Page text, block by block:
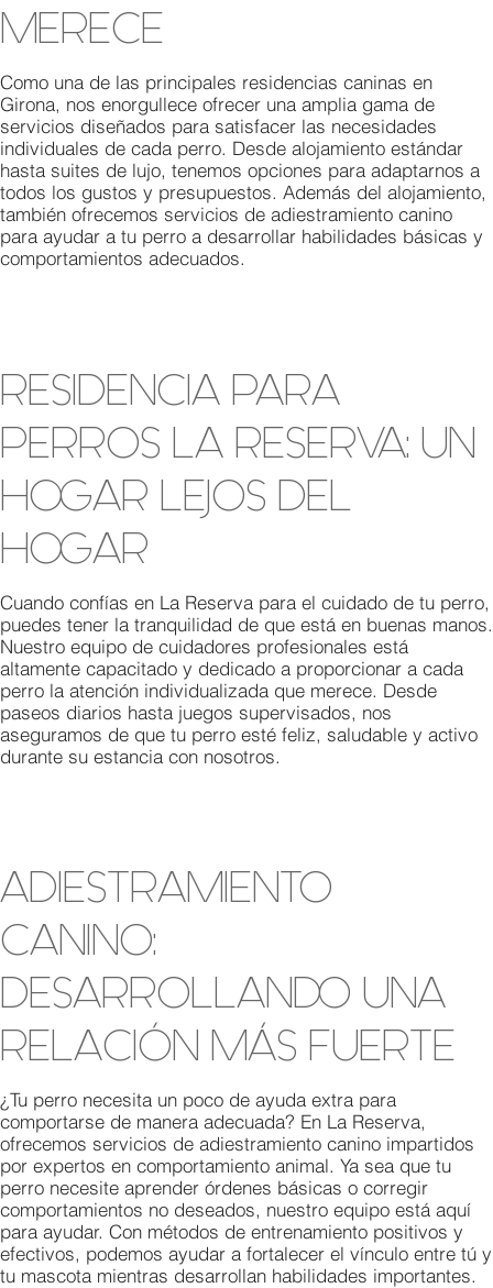
MERECE
Como una de las principales residencias caninas en
Girona, nos enorgullece ofrecer una amplia gama de
servicios diseñados para satisfacer las necesidades
individuales de cada perro. Desde alojamiento estándar
hasta suites de lujo, tenemos opciones para adaptarnos a
todos los gustos y presupuestos. Además del alojamiento,
también ofrecemos servicios de adiestramiento canino
para ayudar a tu perro a desarrollar habilidades básicas y
comportamientos adecuados.
RESIDENCIA PARA
PERROS LA RESERVA: UN
HOGAR LEJOS DEL
HOGAR
Cuando confías en La Reserva para el cuidado de tu perro,
puedes tener la tranquilidad de que está en buenas manos.
Nuestro equipo de cuidadores profesionales está
altamente capacitado y dedicado a proporcionar a cada
perro la atención individualizada que merece. Desde
paseos diarios hasta juegos supervisados, nos
aseguramos de que tu perro esté feliz, saludable y activo
durante su estancia con nosotros.
ADIESTRAMIENTO
CANINO:
DESARROLLANDO UNA
RELACIÓN MÁS FUERTE
¿Tu perro necesita un poco de ayuda extra para
comportarse de manera adecuada? En La Reserva,
ofrecemos servicios de adiestramiento canino impartidos
por expertos en comportamiento animal. Ya sea que tu
perro necesite aprender órdenes básicas o corregir
comportamientos no deseados, nuestro equipo está aquí
para ayudar. Con métodos de entrenamiento positivos y
efectivos, podemos ayudar a fortalecer el vínculo entre tú y
tu mascota mientras desarrollan habilidades importantes.